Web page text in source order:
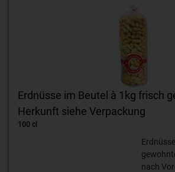
Erdnüsse im Beutel à 1kg frisch
Herkunft siehe Verpackung
100 cl
nach